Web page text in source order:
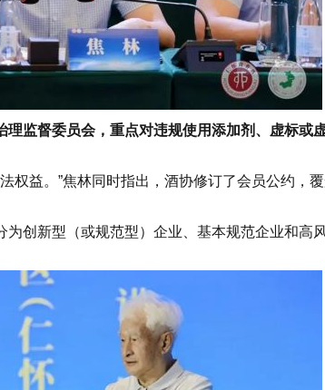
督委员会，重点对违规使用添加剂、虚标或
益。”焦林同时指出，酒协修订了会员公约，
创新型（或规范型）企业、基本规范企业和高